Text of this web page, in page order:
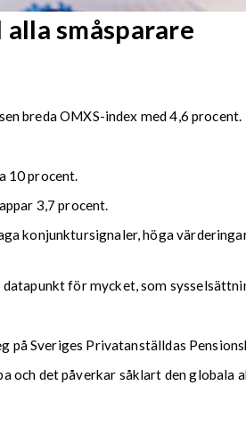
småsparare
breda OMXS-index med 4,6 procent.
10 procent.
3,7 procent.
konjunktursignaler, höga
för mycket, som
Sveriges Privatanställdas
och det påverkar såklart den globala